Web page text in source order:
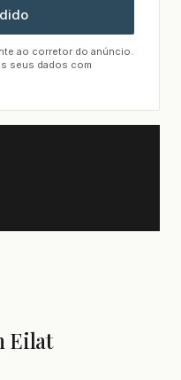
ao corretor do anúncio.
seus dados com
Eilat